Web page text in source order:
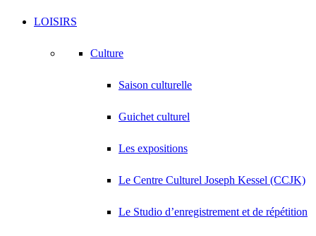
LOISIRS
Culture
Saison culturelle
Guichet culturel
Les expositions
Le Centre Culturel Joseph Kessel (CCJK)
Le Studio d’enregistrement et de répétition